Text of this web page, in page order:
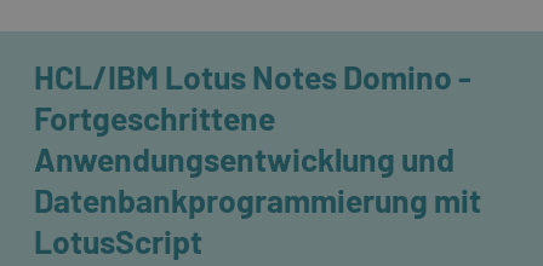
HCL/IBM Lotus Notes Domino -
Fortgeschrittene
Anwendungsentwicklung und
Datenbankprogrammierung mit
LotusScript